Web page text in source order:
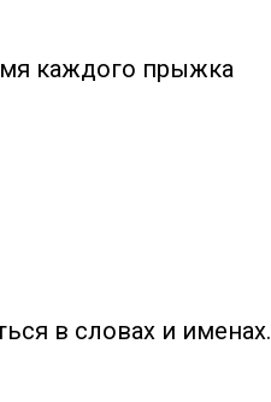
каждого прыжка
в словах и именах.